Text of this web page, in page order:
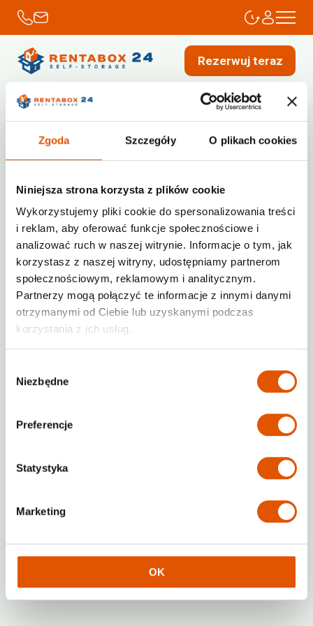
Zgoda Szczegóły O plikach cookies
Niniejsza strona korzysta z plików cookie
Wykorzystujemy pliki cookie do spersonalizowania treści
i reklam, aby oferować funkcje społecznościowe i
analizować ruch w naszej witrynie. Informacje o tym, jak
korzystasz z naszej witryny, udostępniamy partnerom
społecznościowym, reklamowym i analitycznym.
Partnerzy mogą połączyć te informacje z innymi danymi
otrzymanymi od Ciebie lub uzyskanymi podczas
korzystania z ich usług.
zgody
Niezbędne
Preferencje
Statystyka
Marketing
OK
Rezerwuj teraz
Magazyn
Auf Karte anzeigen
Sprawdź ceny
Warszawa, Ursynów
XS S M L
Brak dostępnych boksów
+48732223355
poland@rentabox24.com
Dostęp 24/7
Od167.48 złMiesięcznie